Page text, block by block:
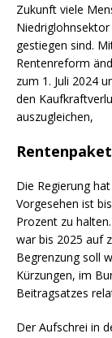
Zukunft viele
gestiegen sind.
Rentenreform
zum 1. Juli 2024
den
auszugleichen,
Die Regierung
Vorgesehen ist
Prozent zu
war bis 2025 auf
Begrenzung soll
Kürzungen, im
Beitragsatzes
Der Aufschrei in